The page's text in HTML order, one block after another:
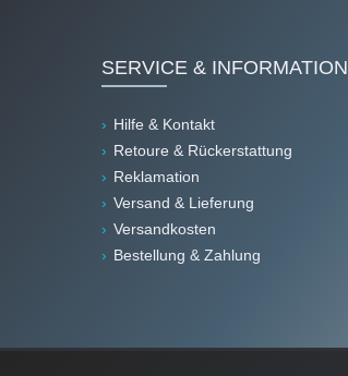
SERVICE & INFORMATION
Hilfe & Kontakt
Retoure & Rückerstattung
Reklamation
Versand & Lieferung
Versandkosten
Bestellung & Zahlung